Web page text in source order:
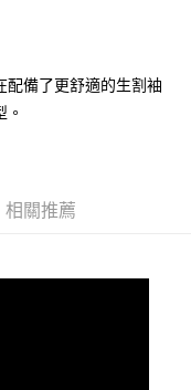
配備了更舒適的生割袖
相關推薦